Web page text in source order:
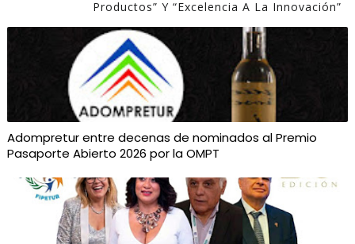
Productos” Y “Excelencia A La Innovación”
Adompretur entre decenas de nominados al Premio
Pasaporte Abierto 2026 por la OMPT